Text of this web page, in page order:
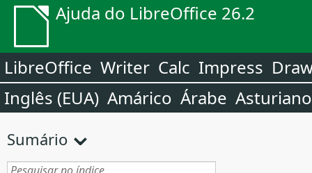
Ajuda do LibreOffice 26.2
LibreOffice Writer Calc Impress
Inglês (EUA) Amárico Árabe Asturiano
Sumário